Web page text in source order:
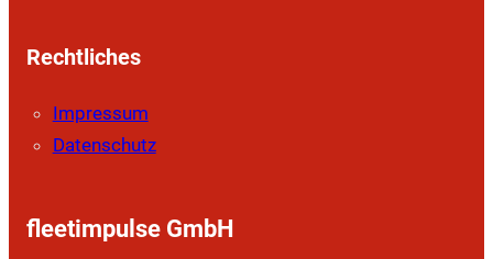
Rechtliches
Impressum
Datenschutz
fleetimpulse GmbH